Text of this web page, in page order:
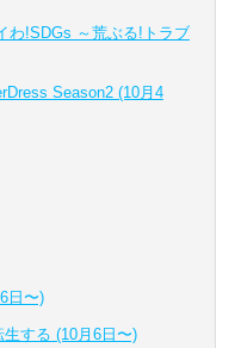
わ!SDGs ～荒ぶる!トラブ
Season2 (10月4
日〜)
する (10月6日〜)